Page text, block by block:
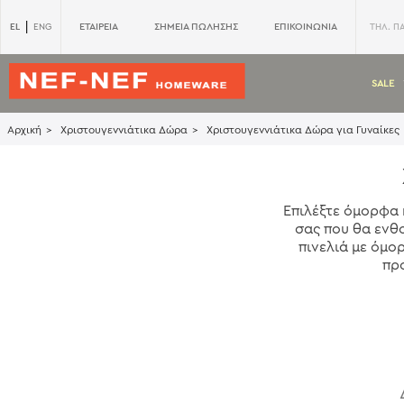
EL ENG ΕΤΑΙΡΕΙΑ ΣΗΜΕΙΑ ΠΩΛΗΣΗΣ ΕΠΙΚΟΙΝΩΝΙΑ ΤΗΛ.
SALE
Αρχική Χριστουγεννιάτικα Δώρα Χριστουγεννιάτικα Δώρα για Γυναίκες
Επιλέξτε όμορφα
σας που θα
πινελιά με